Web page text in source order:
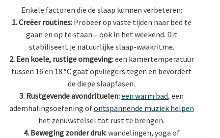
Enkele factoren die de slaap kunnen verbeteren:
1. Creëer routines:Probeer op vaste tijden naar bed te
gaan en op te staan – ook in het weekend. Dit
stabiliseert je natuurlijke slaap-waakritme.
2. Een koele, rustige omgeving:een kamertemperatuur
tussen 16 en 18 °C gaat opvliegers tegen en bevordert
de diepe slaapfasen.
3. Rustgevende avondrituelen:een warm bad, een
ademhalingsoefening ofontspannende muziek helpen
het zenuwstelsel tot rust te brengen.
4. Beweging zonder druk:wandelingen, yoga of